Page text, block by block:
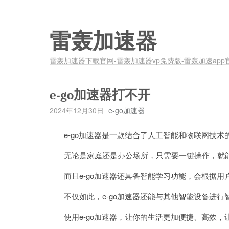
雷轰加速器
雷轰加速器下载官网-雷轰加速器vp免费版-雷轰加速app
e-go加速器打不开
2024年12月30日 e-go加速器
e-go加速器是一款结合了人工智能和物联网技术
无论是家庭还是办公场所，只需要一键操作，就
而且e-go加速器还具备智能学习功能，会根据用
不仅如此，e-go加速器还能与其他智能设备进行
使用e-go加速器，让你的生活更加便捷、高效，